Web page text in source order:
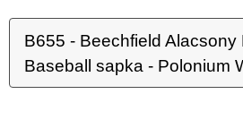
B655 - Beechfield Alacsony
Baseball sapka - Polonium